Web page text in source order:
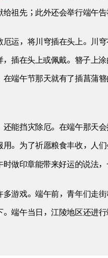
祖先；此外还会举行端午
运，将川穹插在头上。川
插在头上或佩戴。簪子上
端午节那天就有了插菖蒲
能挡灾除厄。在端午那天
。为了祈愿粮食丰收，人
做印章能带来好运的说法
游戏。端午前，青年们走
端午当日，江陵地区还进